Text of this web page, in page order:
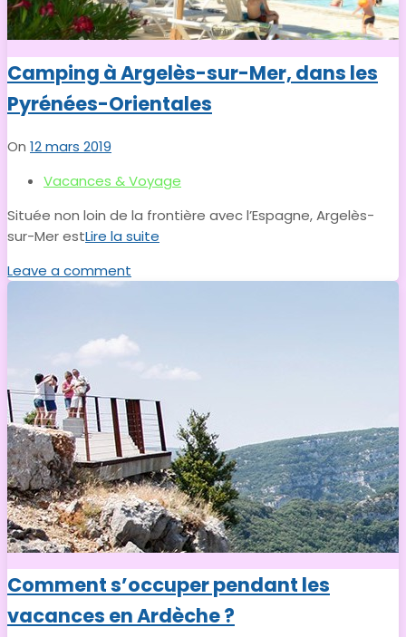
Camping à Argelès-sur-Mer, dans les
Pyrénées-Orientales
On 12 mars 2019
Vacances & Voyage
Située non loin de la frontière avec l’Espagne, Argelès-
sur-Mer estLire la suite
Leave a comment
Comment s’occuper pendant les
vacances en Ardèche ?